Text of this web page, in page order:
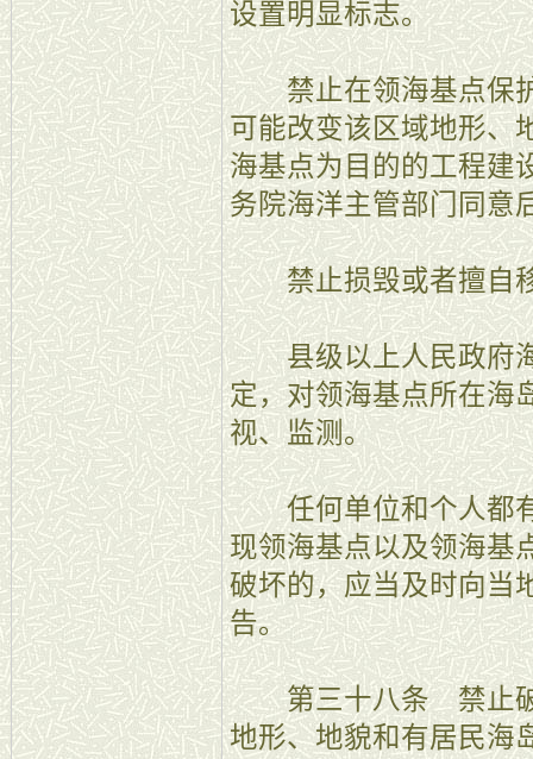
设置明显标志。
禁止在领海基点保护
可能改变该区域地形、
海基点为目的的工程建
务院海洋主管部门同意
禁止损毁或者擅自移
县级以上人民政府海
定，对领海基点所在海
视、监测。
任何单位和个人都有
现领海基点以及领海基
破坏的，应当及时向当
告。
第三十八条 禁止破
地形、地貌和有居民海